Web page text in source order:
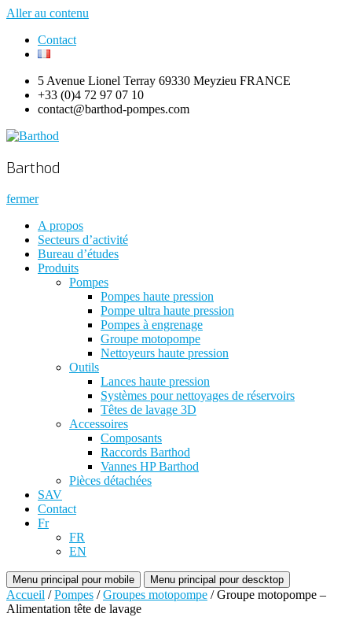
Aller au contenu
Contact
5 Avenue Lionel Terray 69330 Meyzieu FRANCE
+33 (0)4 72 97 07 10
contact@barthod-pompes.com
Barthod
High Pressure Engineering
Barthod
fermer
A propos
Secteurs d’activité
Bureau d’études
Produits
Pompes
Pompes haute pression
Pompe ultra haute pression
Pompes à engrenage
Groupe motopompe
Nettoyeurs haute pression
Outils
Lances haute pression
Systèmes pour nettoyages de réservoirs
Têtes de lavage 3D
Accessoires
Composants
Raccords Barthod
Vannes HP Barthod
Pièces détachées
SAV
Contact
Fr
FR
EN
Menu principal pour mobile Menu principal pour descktop
Accueil /Pompes /Groupes motopompe / Groupe motopompe –
Alimentation tête de lavage